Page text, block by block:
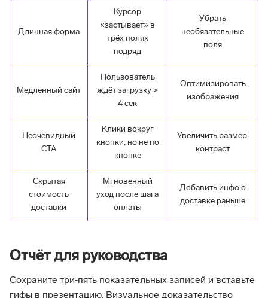
Длинная форма
Курсор
«застывает» в
трёх полях
подряд
Убрать
необязательные
поля
Медленный сайт
Пользователь
ждёт загрузку >
4 сек
Оптимизировать
изображения
Неочевидный
CTA
Клики вокруг
кнопки, но не по
кнопке
Увеличить размер,
контраст
Скрытая
стоимость
доставки
Мгновенный
уход после шага
оплаты
Добавить инфо о
доставке раньше
Отчёт для руководства
Сохраните три‑пять показательных записей и вставьте
гифы в презентацию. Визуальное доказательство